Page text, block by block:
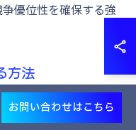
優位性を確保する強
方法
得るための効果的な
るためには、商標を
お問い合わせはこちら